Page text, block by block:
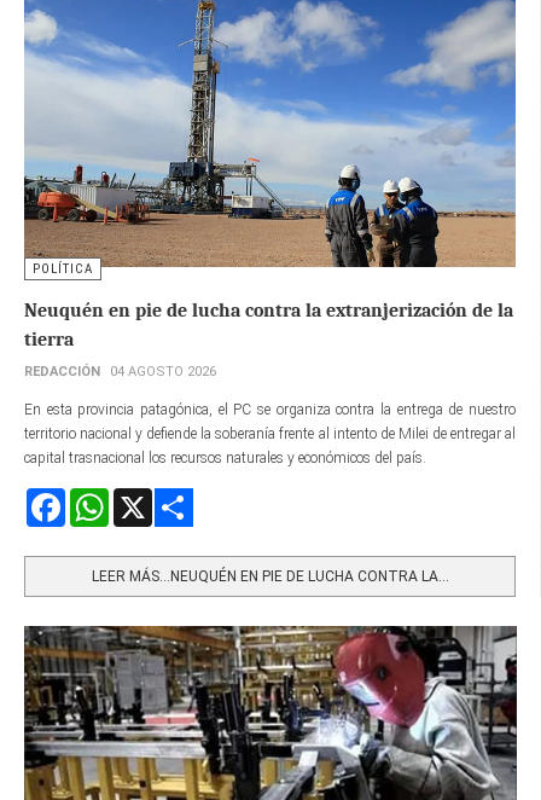
POLÍTICA
Neuquén en pie de lucha contra la extranjerización de la
tierra
REDACCIÓN 04 AGOSTO 2026
En esta provincia patagónica, el PC se organiza contra la entrega de nuestro
territorio nacional y defiende la soberanía frente al intento de Milei de entregar al
capital trasnacional los recursos naturales y económicos del país.
FacebookWhatsApp
LEER MÁS…NEUQUÉN EN PIE DE LUCHA CONTRA LA...